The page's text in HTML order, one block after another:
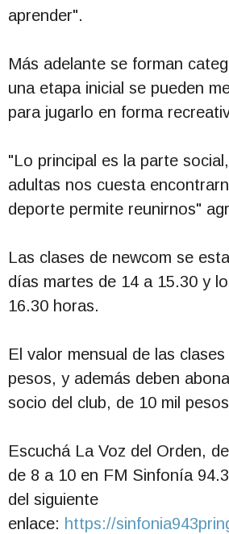
aprender".
Más adelante se forman
una etapa inicial se pueden
para jugarlo en forma
"Lo principal es la parte
adultas nos cuesta
deporte permite reunirnos"
Las clases de newcom se
días martes de 14 a 15.30 y
16.30 horas.
El valor mensual de las clases
pesos, y además deben
socio del club, de 10 mil
Escuchá La Voz del Orden,
de 8 a 10 en FM Sinfonía
del siguiente
enlace: https://